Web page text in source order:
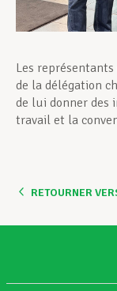
Les
de la délégation
de lui donner des
travail et la
RETOURNER